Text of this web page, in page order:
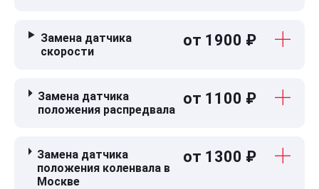
Замена датчика
скорости
от 1900 ₽
Замена датчика
положения распредвала
от 1100 ₽
Замена датчика
положения коленвала в
Москве
от 1300 ₽